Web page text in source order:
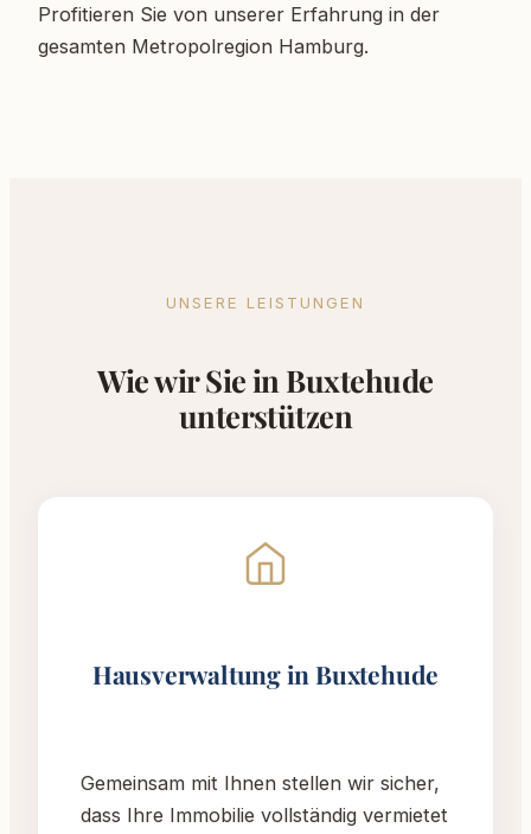
Profitieren Sie von unserer Erfahrung in der
gesamten Metropolregion Hamburg.
UNSERE LEISTUNGEN
Wie wir Sie in Buxtehude
unterstützen
Hausverwaltung in Buxtehude
Gemeinsam mit Ihnen stellen wir sicher,
dass Ihre Immobilie vollständig vermietet